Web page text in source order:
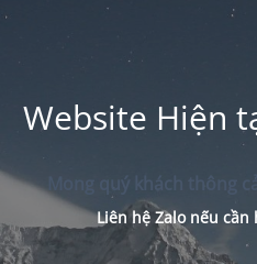
Website Hiện
Mong quý khách thông
Liên hệ Zalo nếu cần